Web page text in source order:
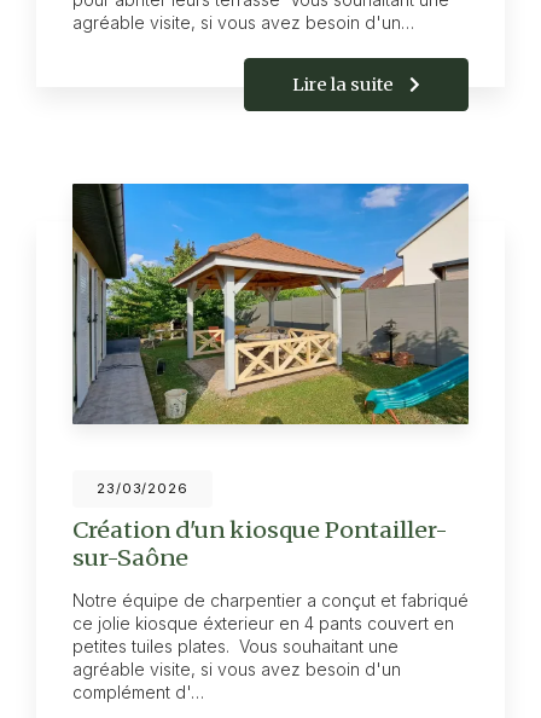
agréable visite, si vous avez besoin d'un…
Lire la suite
23/03/2026
Création d'un kiosque Pontailler-
sur-Saône
Notre équipe de charpentier a conçut et fabriqué
ce jolie kiosque éxterieur en 4 pants couvert en
petites tuiles plates. Vous souhaitant une
agréable visite, si vous avez besoin d'un
complément d'…